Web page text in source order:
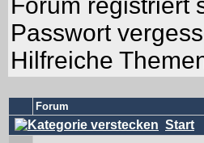
Passwort
Hilfreiche
Forum
Start